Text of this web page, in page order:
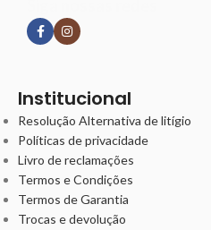
Institucional
Resolução Alternativa de litígio
Políticas de privacidade
Livro de reclamações
Termos e Condições
Termos de Garantia
Trocas e devolução